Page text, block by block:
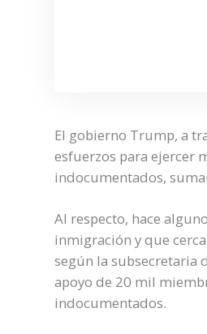
El gobierno Trump, a
esfuerzos para ejercer
indocumentados,
Al respecto, hace
inmigración y que
según la subsecretaria
apoyo de 20 mil
indocumentados.